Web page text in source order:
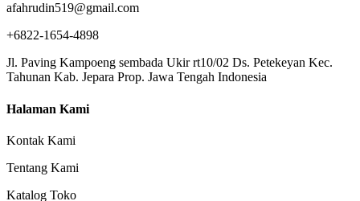
afahrudin519@gmail.com
+6822-1654-4898
Jl. Paving Kampoeng sembada Ukir rt10/02 Ds. Petekeyan Kec.
Tahunan Kab. Jepara Prop. Jawa Tengah Indonesia
Halaman Kami
Kontak Kami
Tentang Kami
Katalog Toko